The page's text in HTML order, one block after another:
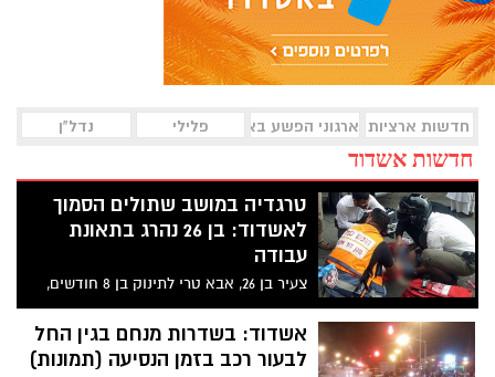
חדשות ארציות ארגוני הפשע באשדודפלילי נדל"ן
חדשות אשדוד
טרגדיה במושב שתולים הסמוך
לאשדוד: בן 26 נהרג בתאונת
עבודה
צעיר בן 26, אבא טרי לתינוק בן 8 חודשים,
נהרג היום בתאונת עבודה. ההרוג הוא תושב
המושב שתולים, שנפגע עת עבד מלגזה
במושב אחר באזור ונפגע ממטען שנפל עליו.
אשדוד: בשדרות מנחם בגין החל
לבעור רכב בזמן הנסיעה (תמונות)